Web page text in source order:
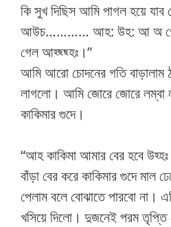
কি সুখ দিছিস আমি পাগল হয়ে
আউচ………… আহ: উহ: আ অ গেল
গেল আহ্ছ্ছ্হঃ।”
আমি আরো চোদনের গতি বাড়ালাম
লাগলো। আমি জোরে জোরে লম্বা
কাকিমার গুদে।
“আহ কাকিমা আমার বের হবে
বাঁড়া বের করে কাকিমার গুদে মাল
পেলাম বলে বোঝাতে পারবো না।
খসিয়ে দিলো। দুজনেই পরম তৃপ্তি